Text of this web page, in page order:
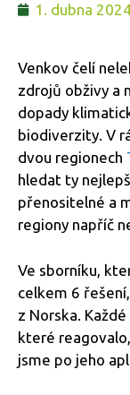
1. dubna 2024
Venkov čelí
zdrojů obživy a
dopady
biodiverzity. V
dvou regionech
hledat ty
přenositelné a
regiony napříč
Ve sborníku,
celkem 6
z Norska.
které
jsme po jeho